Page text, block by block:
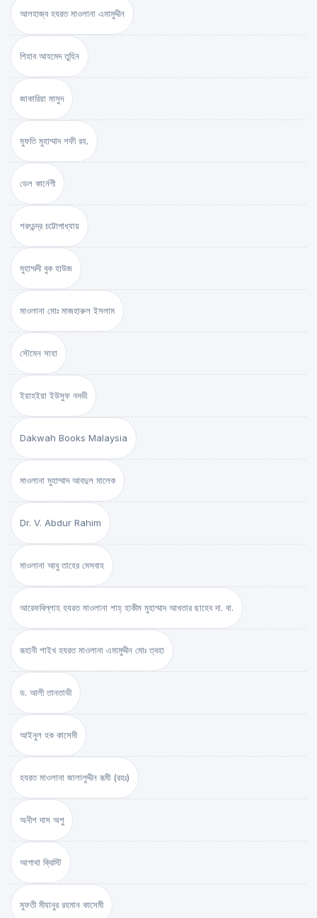
আলহাজ্ব হযরত মাওলানা এমামুদ্দীন
শিহাব আহমেদ তুহিন
জাকারিয়া মাসুদ
মুফতি মুহাম্মাদ শফী রহ.
ডেল কার্নেগী
শরৎচন্দ্র চট্টোপাধ্যায়
মুহাম্মদী বুক হাউজ
মাওলানা মোঃ মাজহারুল ইসলাম
সৌমেন সাহা
ইয়াহইয়া ইউসুফ নদভী
Dakwah Books Malaysia
মাওলানা মুহাম্মাদ আবদুল মালেক
Dr. V. Abdur Rahim
মাওলানা আবু তাহের মেসবাহ
আরেফবিল্লাহ হযরত মাওলানা শাহ্ হাকীম মুহাম্মাদ আখতার ছাহেব দা. বা.
রূহানী শাইখ হযরত মাওলানা এমামুদ্দীন মোঃ ত্বহা
ড. আলী তানতাভী
আইনুল হক কাসেমী
হযরত মাওলানা জালালুদ্দীন রূমী (রহঃ)
অনীশ দাস অপু
আগাথা ক্রিস্টি
মুফতী মীযানুর রহমান কাসেমী